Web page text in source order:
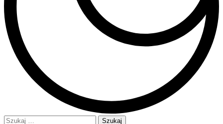
Szukaj: